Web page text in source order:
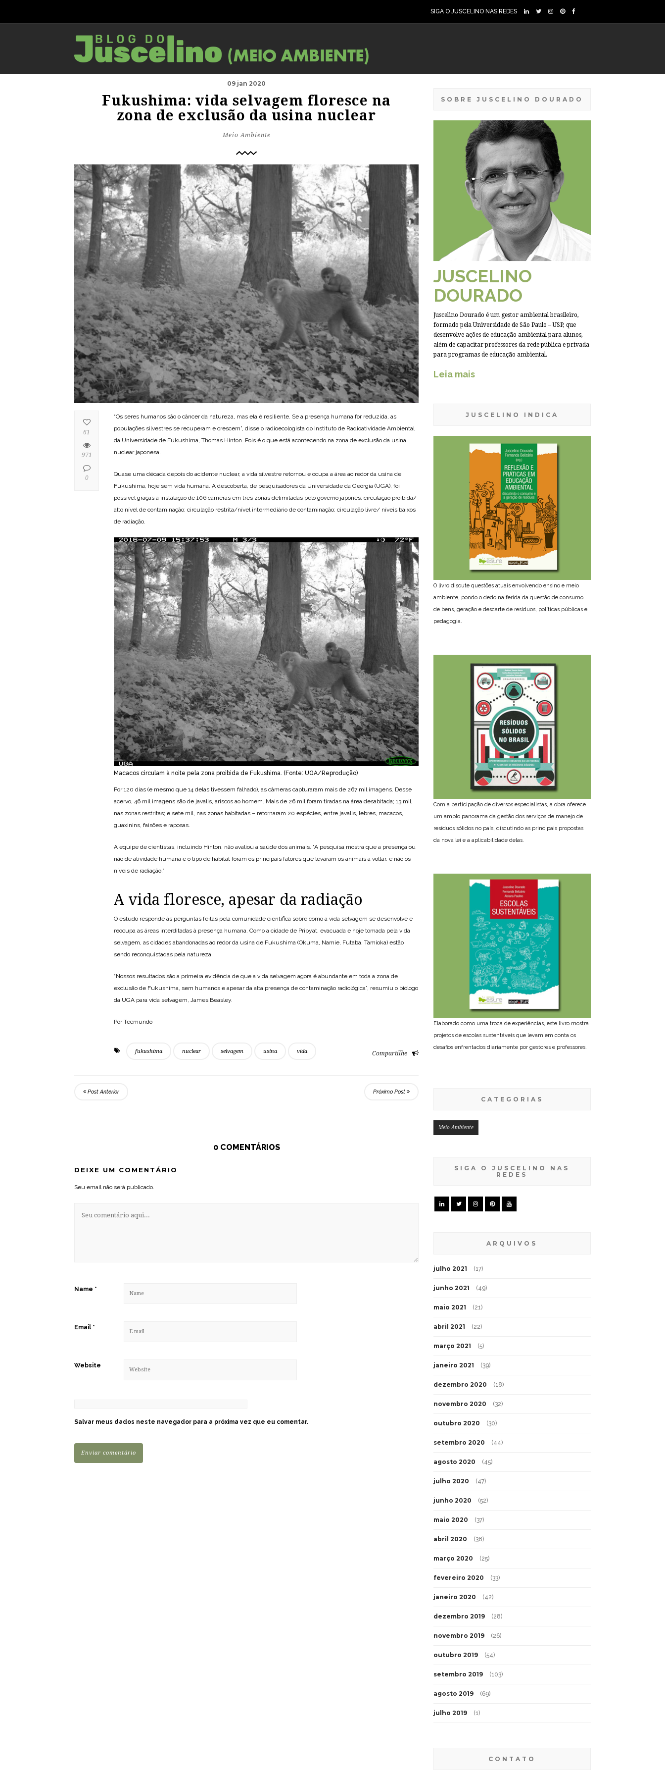
SIGA O JUSCELINO NAS REDES
09 jan 2020
Fukushima: vida selvagem floresce na
zona de exclusão da usina nuclear
Meio Ambiente
“Os seres humanos são o câncer da natureza, mas ela é resiliente. Se a presença humana for reduzida, as
populações silvestres se recuperam e crescem”, disse o radioecologista do Instituto de Radioatividade Ambiental
da Universidade de Fukushima, Thomas Hinton. Pois é o que está acontecendo na zona de exclusão da usina
nuclear japonesa.
Quase uma década depois do acidente nuclear, a vida silvestre retornou e ocupa a área ao redor da usina de
Fukushima, hoje sem vida humana. A descoberta, de pesquisadores da Universidade da Geórgia (UGA), foi
possível graças à instalação de 106 câmeras em três zonas delimitadas pelo governo japonês: circulação proibida/
alto nível de contaminação; circulação restrita/nível intermediário de contaminação; circulação livre/ níveis baixos
de radiação.
Macacos circulam à noite pela zona proibida de Fukushima. (Fonte: UGA/Reprodução)
Por 120 dias (e mesmo que 14 delas tivessem falhado), as câmeras capturaram mais de 267 mil imagens. Desse
acervo, 46 mil imagens são de javalis, ariscos ao homem. Mais de 26 mil foram tiradas na área desabitada; 13 mil,
nas zonas restritas; e sete mil, nas zonas habitadas – retornaram 20 espécies, entre javalis, lebres, macacos,
guaxinins, faisões e raposas.
A equipe de cientistas, incluindo Hinton, não avaliou a saúde dos animais. “A pesquisa mostra que a presença ou
não de atividade humana e o tipo de habitat foram os principais fatores que levaram os animais a voltar, e não os
níveis de radiação.”
A vida floresce, apesar da radiação
O estudo responde às perguntas feitas pela comunidade científica sobre como a vida selvagem se desenvolve e
reocupa as áreas interditadas à presença humana. Como a cidade de Pripyat, evacuada e hoje tomada pela vida
selvagem, as cidades abandonadas ao redor da usina de Fukushima (Okuma, Namie, Futaba, Tamioka) estão
sendo reconquistadas pela natureza.
“Nossos resultados são a primeira evidência de que a vida selvagem agora é abundante em toda a zona de
exclusão de Fukushima, sem humanos e apesar da alta presença de contaminação radiológica”, resumiu o biólogo
da UGA para vida selvagem, James Beasley.
Por Tecmundo
fukushima nuclear selvagem usina vida Compartilhe
61
971
0
Post Anterior Próximo Post
0 COMENTÁRIOS
DEIXE UM COMENTÁRIO
Seu email não será publicado.
Name *
Email *
Website
Salvar meus dados neste navegador para a próxima vez que eu comentar.
SOBRE JUSCELINO DOURADO
JUSCELINO
DOURADO
Juscelino Dourado é um gestor ambiental brasileiro,
formado pela Universidade de São Paulo – USP, que
desenvolve ações de educação ambiental para alunos,
além de capacitar professores da rede pública e privada
para programas de educação ambiental.
Leia mais
JUSCELINO INDICA
O livro discute questões atuais envolvendo ensino e meio
ambiente, pondo o dedo na ferida da questão de consumo
de bens, geração e descarte de resíduos, políticas públicas e
pedagogia.
Com a participação de diversos especialistas, a obra oferece
um amplo panorama da gestão dos serviços de manejo de
resíduos sólidos no país, discutindo as principais propostas
da nova lei e a aplicabilidade delas.
Elaborado como uma troca de experiências, este livro mostra
projetos de escolas sustentáveis que levam em conta os
desafios enfrentados diariamente por gestores e professores.
CATEGORIAS
Meio Ambiente
SIGA O JUSCELINO NAS
REDES
ARQUIVOS
julho 2021 (17)
junho 2021 (49)
maio 2021 (21)
abril 2021 (22)
março 2021 (5)
janeiro 2021 (39)
dezembro 2020 (18)
novembro 2020 (32)
outubro 2020 (30)
setembro 2020 (44)
agosto 2020 (45)
julho 2020 (47)
junho 2020 (52)
maio 2020 (37)
abril 2020 (38)
março 2020 (25)
fevereiro 2020 (33)
janeiro 2020 (42)
dezembro 2019 (28)
novembro 2019 (26)
outubro 2019 (54)
setembro 2019 (103)
agosto 2019 (69)
julho 2019 (1)
CONTATO